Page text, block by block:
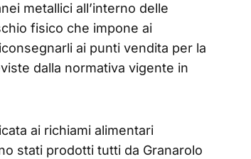
metallici all’interno delle
fisico che impone ai
ai punti vendita per la
dalla normativa vigente in
ai richiami alimentari
stati prodotti tutti da Granarolo